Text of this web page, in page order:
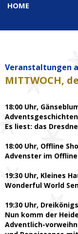
HOME
Veranstaltungen
MITTWOCH,
18:00 Uhr,
Es liest: das
18:00 Uhr, Offline
Advenster im Offline
19:30 Uhr, Kleines
Wonderful World
19:30 Uhr,
Nun komm der
Adventlich-